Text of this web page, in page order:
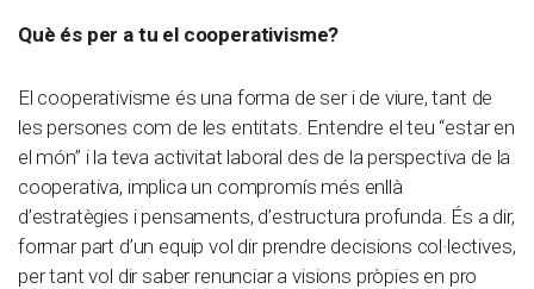
Què és per a tu el cooperativisme?
El cooperativisme és una forma de ser i de viure, tant de
les persones com de les entitats. Entendre el teu “estar en
el món” i la teva activitat laboral des de la perspectiva de la
cooperativa, implica un compromís més enllà
d’estratègies i pensaments, d’estructura profunda. És a dir,
formar part d’un equip vol dir prendre decisions col·lectives,
per tant vol dir saber renunciar a visions pròpies en pro